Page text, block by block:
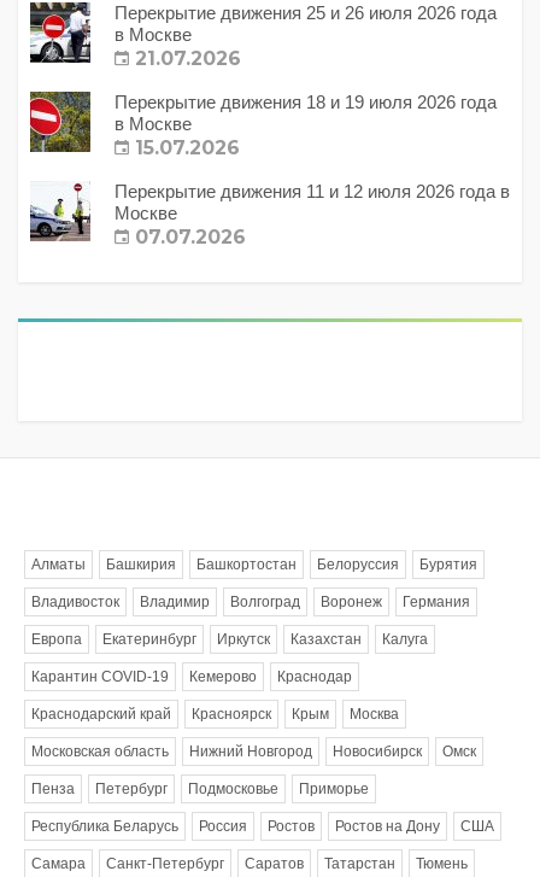
Перекрытие движения 25 и 26 июля 2026 года
в Москве
21.07.2026
Перекрытие движения 18 и 19 июля 2026 года
в Москве
15.07.2026
Перекрытие движения 11 и 12 июля 2026 года в
Москве
07.07.2026
Алматы Башкирия Башкортостан Белоруссия Бурятия
Владивосток Владимир Волгоград Воронеж Германия
Европа Екатеринбург Иркутск Казахстан Калуга
Карантин COVID-19 Кемерово Краснодар
Краснодарский край Красноярск Крым Москва
Московская область Нижний Новгород Новосибирск Омск
Пенза Петербург Подмосковье Приморье
Республика Беларусь Россия Ростов Ростов на Дону США
Самара Санкт-Петербург Саратов Татарстан Тюмень